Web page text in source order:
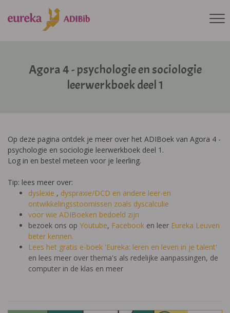
Agora 4 - psychologie en sociologie
leerwerkboek deel 1
Op deze pagina ontdek je meer over het ADIBoek van Agora 4 -
psychologie en sociologie leerwerkboek deel 1.
Log in en bestel meteen voor je leerling.
Tip: lees meer over:
dyslexie , dyspraxie/DCD en andere leer-en
ontwikkelingsstoornissen zoals dyscalculie
voor wie ADIBoeken bedoeld zijn
bezoek ons op Youtube, Facebook en leer Eureka Leuven
beter kennen.
Lees het gratis e-boek 'Eureka: leren en leven in je talent'
en lees meer over thema's als redelijke aanpassingen, de
computer in de klas en meer